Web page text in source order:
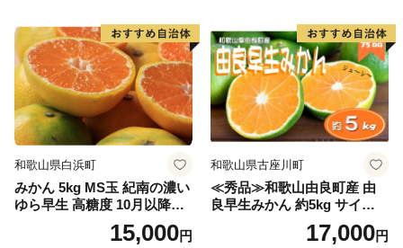
和歌山県白浜町
みかん 5kg MS玉 紀南の濃い
ゆら早生 高糖度 10月以降発
送 マルチ被覆栽培15,000円
和歌山県古座川町
≪秀品≫和歌山由良町産 由
良早生みかん 約5kg サイズお
まかせ【sml106C】17,000円